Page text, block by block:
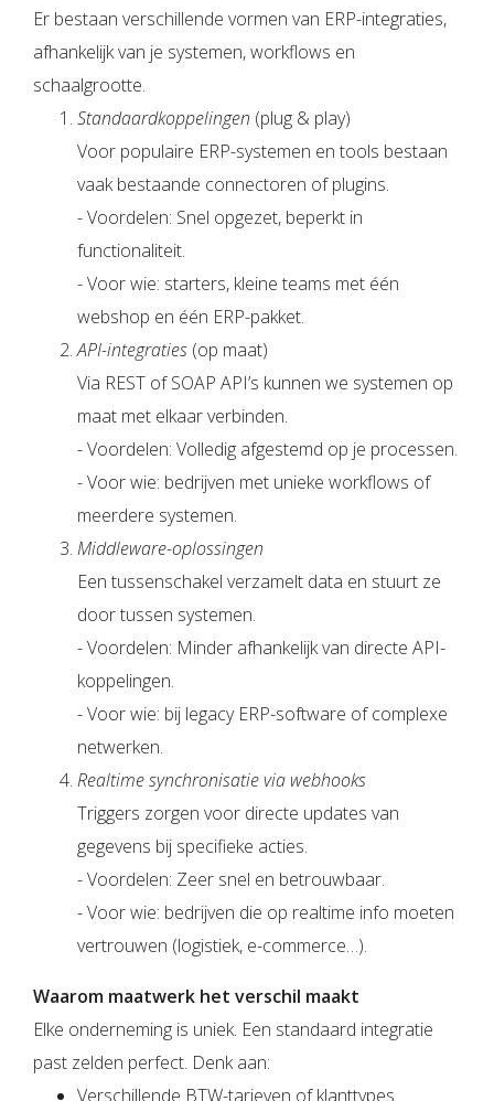
Er bestaan verschillende vormen van ERP-integraties,
afhankelijk van je systemen, workflows en
schaalgrootte.
Standaardkoppelingen (plug & play)
Voor populaire ERP-systemen en tools bestaan
vaak bestaande connectoren of plugins.
- Voordelen: Snel opgezet, beperkt in
functionaliteit.
- Voor wie: starters, kleine teams met één
webshop en één ERP-pakket.
API-integraties (op maat)
Via REST of SOAP API’s kunnen we systemen op
maat met elkaar verbinden.
- Voordelen: Volledig afgestemd op je processen.
- Voor wie: bedrijven met unieke workflows of
meerdere systemen.
Middleware-oplossingen
Een tussenschakel verzamelt data en stuurt ze
door tussen systemen.
- Voordelen: Minder afhankelijk van directe API-
koppelingen.
- Voor wie: bij legacy ERP-software of complexe
netwerken.
Realtime synchronisatie via webhooks
Triggers zorgen voor directe updates van
gegevens bij specifieke acties.
- Voordelen: Zeer snel en betrouwbaar.
- Voor wie: bedrijven die op realtime info moeten
vertrouwen (logistiek, e-commerce…).
Waarom maatwerk het verschil maakt
Elke onderneming is uniek. Een standaard integratie
past zelden perfect. Denk aan:
Verschillende BTW-tarieven of klanttypes